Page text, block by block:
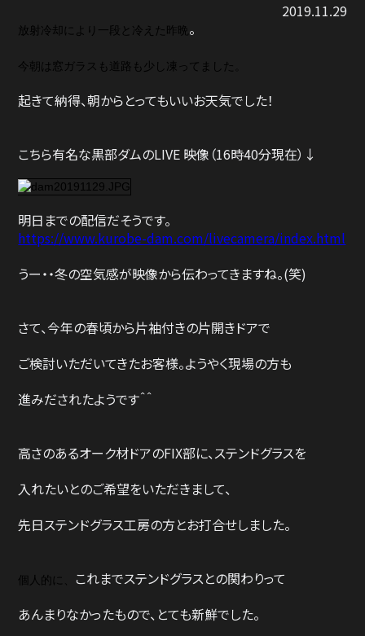
2019.11.29
放射冷却により一段と冷えた昨晩 。
今朝は窓ガラスも道路も少し凍ってました。
起きて納得、朝からとってもいいお天気でした！
こちら有名な黒部ダムのLIVE 映像（16時40分現在）↓
明日までの配信だそうです。
https://www.kurobe-dam.com/livecamera/index.html
うー・・冬の空気感が映像から伝わってきますね。(笑)
さて、今年の春頃から片袖付きの片開きドアで
ご検討いただいてきたお客様。ようやく現場の方も
進みだされたようです＾＾
高さのあるオーク材ドアのFIX部に、ステンドグラスを
入れたいとのご希望をいただきまして、
先日ステンドグラス工房の方とお打合せしました。
個人的に、 これまでステンドグラスとの関わりって
あんまりなかったもので、とても新鮮でした。